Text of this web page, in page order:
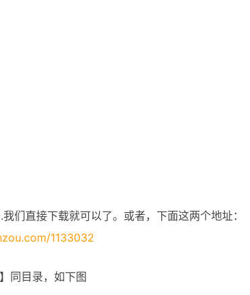
们直接下载就可以了。或者，下面这两个地址：
1133032
同目录，如下图